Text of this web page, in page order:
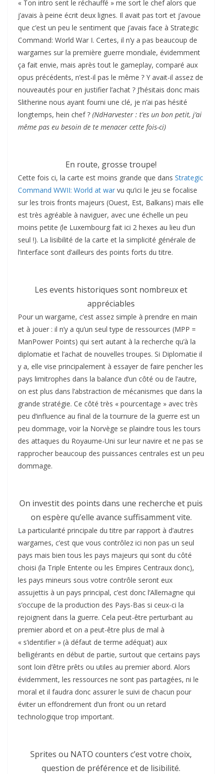
« Ton intro sent le réchauffé » me sort le chef alors que
j’avais à peine écrit deux lignes. Il avait pas tort et j’avoue
que c’est un peu le sentiment que j’avais face à Strategic
Command: World War I. Certes, il n’y a pas beaucoup de
wargames sur la première guerre mondiale, évidemment
ça fait envie, mais après tout le gameplay, comparé aux
opus précédents, n’est-il pas le même ? Y avait-il assez de
nouveautés pour en justifier l’achat ? J’hésitais donc mais
Slitherine nous ayant fourni une clé, je n’ai pas hésité
longtemps, hein chef ? (NdHarvester : t’es un bon petit, j’ai
même pas eu besoin de te menacer cette fois-ci)
En route, grosse troupe!
Cette fois ci, la carte est moins grande que dans Strategic
Command WWII: World at war vu qu’ici le jeu se focalise
sur les trois fronts majeurs (Ouest, Est, Balkans) mais elle
est très agréable à naviguer, avec une échelle un peu
moins petite (le Luxembourg fait ici 2 hexes au lieu d’un
seul !). La lisibilité de la carte et la simplicité générale de
l’interface sont d’ailleurs des points forts du titre.
Les events historiques sont nombreux et
appréciables
Pour un wargame, c’est assez simple à prendre en main
et à jouer : il n’y a qu’un seul type de ressources (MPP =
ManPower Points) qui sert autant à la recherche qu’à la
diplomatie et l’achat de nouvelles troupes. Si Diplomatie il
y a, elle vise principalement à essayer de faire pencher les
pays limitrophes dans la balance d’un côté ou de l’autre,
on est plus dans l’abstraction de mécanismes que dans la
grande stratégie. Ce côté très « pourcentage » avec très
peu d’influence au final de la tournure de la guerre est un
peu dommage, voir la Norvège se plaindre tous les tours
des attaques du Royaume-Uni sur leur navire et ne pas se
rapprocher beaucoup des puissances centrales est un peu
dommage.
On investit des points dans une recherche et puis
on espère qu’elle avance suffisamment vite.
La particularité principale du titre par rapport à d’autres
wargames, c’est que vous contrôlez ici non pas un seul
pays mais bien tous les pays majeurs qui sont du côté
choisi (la Triple Entente ou les Empires Centraux donc),
les pays mineurs sous votre contrôle seront eux
assujettis à un pays principal, c’est donc l’Allemagne qui
s’occupe de la production des Pays-Bas si ceux-ci la
rejoignent dans la guerre. Cela peut-être perturbant au
premier abord et on a peut-être plus de mal à
« s’identifier » (à défaut de terme adéquat) aux
belligérants en début de partie, surtout que certains pays
sont loin d’être prêts ou utiles au premier abord. Alors
évidemment, les ressources ne sont pas partagées, ni le
moral et il faudra donc assurer le suivi de chacun pour
éviter un effondrement d’un front ou un retard
technologique trop important.
Sprites ou NATO counters c’est votre choix,
question de préférence et de lisibilité.